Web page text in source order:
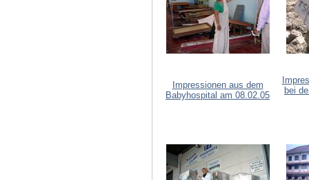
Impressionen aus dem
Babyhospital am 08.02.05
bei